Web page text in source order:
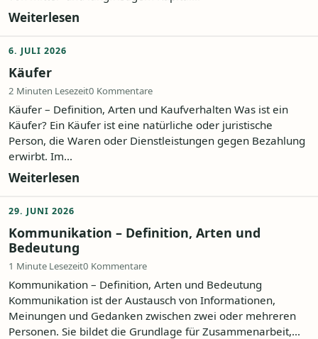
Weiterlesen
6. JULI 2026
Käufer
2 Minuten Lesezeit0 Kommentare
Käufer – Definition, Arten und Kaufverhalten Was ist ein
Käufer? Ein Käufer ist eine natürliche oder juristische
Person, die Waren oder Dienstleistungen gegen Bezahlung
erwirbt. Im...
Weiterlesen
29. JUNI 2026
Kommunikation – Definition, Arten und
Bedeutung
1 Minute Lesezeit0 Kommentare
Kommunikation – Definition, Arten und Bedeutung
Kommunikation ist der Austausch von Informationen,
Meinungen und Gedanken zwischen zwei oder mehreren
Personen. Sie bildet die Grundlage für Zusammenarbeit,...